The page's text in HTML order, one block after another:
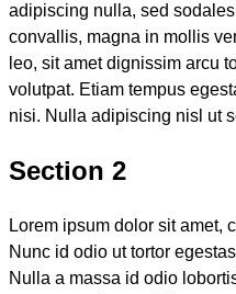
adipiscing nulla, sed
convallis, magna in mollis
leo, sit amet dignissim arcu
volutpat. Etiam tempus
nisi. Nulla adipiscing nisl ut
Section 2
Lorem ipsum dolor sit amet,
Nunc id odio ut tortor
Nulla a massa id odio